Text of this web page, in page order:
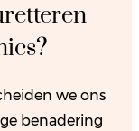
we ons
benadering